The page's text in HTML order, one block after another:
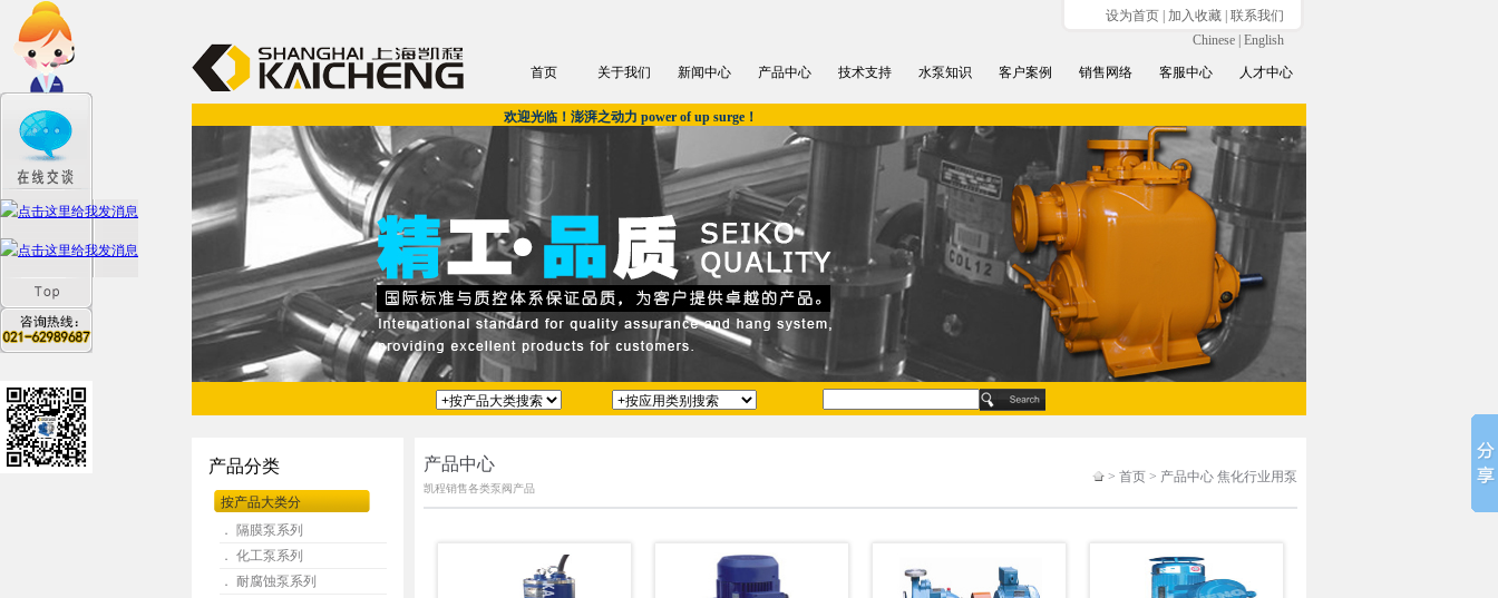
设为首页 加入收藏 联系我们
Chinese English
首页 关于我们 新闻中心 产品中心 技术支持 水泵知识 客户案例 销售网络 客服中心 人才中心
欢迎光临！澎湃之动力 power of up surge！
产品分类
按产品大类分
． 隔膜泵系列
． 化工泵系列
． 耐腐蚀泵系列
产品中心
> 首页 > 产品中心 焦化行业用泵
凯程销售各类泵阀产品